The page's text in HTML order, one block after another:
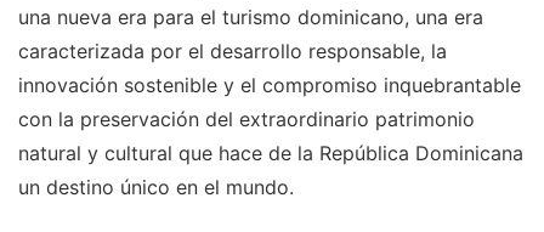
una nueva era para el turismo dominicano, una era
caracterizada por el desarrollo responsable, la
innovación sostenible y el compromiso inquebrantable
con la preservación del extraordinario patrimonio
natural y cultural que hace de la República Dominicana
un destino único en el mundo.